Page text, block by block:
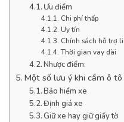
Ưu điểm
Chi phí thấp
Uy tín
Chính sách hỗ trợ
Thời gian vay dài
Nhược điểm:
Một số lưu ý khi cầm ô
Bảo hiểm xe
Định giá xe
Giữ xe hay giữ giấy tờ